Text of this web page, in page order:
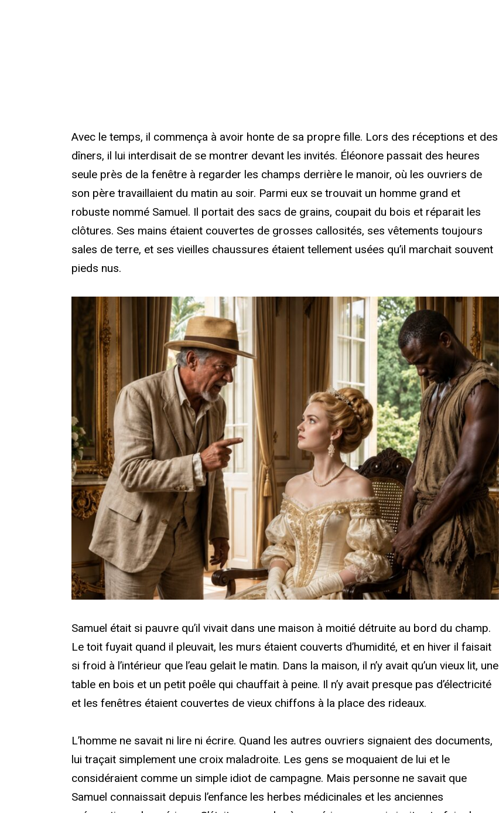
Avec le temps, il commença à avoir honte de sa propre fille. Lors des réceptions et des
dîners, il lui interdisait de se montrer devant les invités. Éléonore passait des heures
seule près de la fenêtre à regarder les champs derrière le manoir, où les ouvriers de
son père travaillaient du matin au soir. Parmi eux se trouvait un homme grand et
robuste nommé Samuel. Il portait des sacs de grains, coupait du bois et réparait les
clôtures. Ses mains étaient couvertes de grosses callosités, ses vêtements toujours
sales de terre, et ses vieilles chaussures étaient tellement usées qu’il marchait souvent
pieds nus.
Samuel était si pauvre qu’il vivait dans une maison à moitié détruite au bord du champ.
Le toit fuyait quand il pleuvait, les murs étaient couverts d’humidité, et en hiver il faisait
si froid à l’intérieur que l’eau gelait le matin. Dans la maison, il n’y avait qu’un vieux lit, une
table en bois et un petit poêle qui chauffait à peine. Il n’y avait presque pas d’électricité
et les fenêtres étaient couvertes de vieux chiffons à la place des rideaux.
L’homme ne savait ni lire ni écrire. Quand les autres ouvriers signaient des documents,
lui traçait simplement une croix maladroite. Les gens se moquaient de lui et le
considéraient comme un simple idiot de campagne. Mais personne ne savait que
Samuel connaissait depuis l’enfance les herbes médicinales et les anciennes